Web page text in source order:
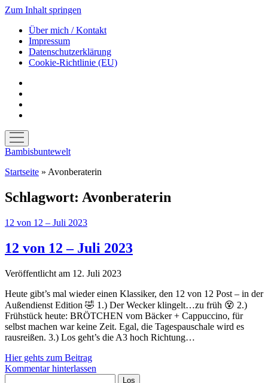
Zum Inhalt springen
Über mich / Kontakt
Impressum
Datenschutzerklärung
Cookie-Richtlinie (EU)
Menü
öffnen
Bambisbuntewelt
Startseite » Avonberaterin
Schlagwort: Avonberaterin
12 von 12 – Juli 2023
12 von 12 – Juli 2023
Veröffentlicht am 12. Juli 2023
Heute gibt’s mal wieder einen Klassiker, den 12 von 12 Post – in der
Außendienst Edition 🤣 1.) Der Wecker klingelt…zu früh 😵 2.)
Frühstück heute: BRÖTCHEN vom Bäcker + Cappuccino, für
selbst machen war keine Zeit. Egal, die Tagespauschale wird es
rausreißen. 3.) Los geht’s die A3 hoch Richtung…
Hier gehts zum Beitrag12
von
Kommentar hinterlassen